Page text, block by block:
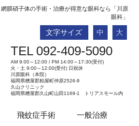
膜硝子体の手術・治療が得意な眼科なら「川原
眼科」
文字サイズ 中 大
TEL 092-409-5090
AM 9:00～12:00 / PM 14:00～17:30(受付)
火・土 9:00～12:00(受付) 日祝休
川原眼科（本院）
福岡県糟屋郡粕屋町仲原2526-9
久山クリニック
福岡県糟屋郡久山町山田1169-1 トリアスモール内
飛蚊症手術 一般治療